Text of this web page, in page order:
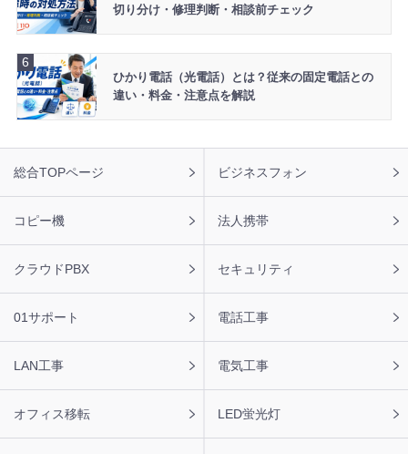
切り分け・修理判断・相談前チェック
ひかり電話（光電話）とは？従来の固定電話との
違い・料金・注意点を解説
ッ
タ
総合TOPページ ビジネスフォン
コピー機 法人携帯
クラウドPBX セキュリティ
01サポート 電話工事
LAN工事 電気工事
オフィス移転 LED蛍光灯